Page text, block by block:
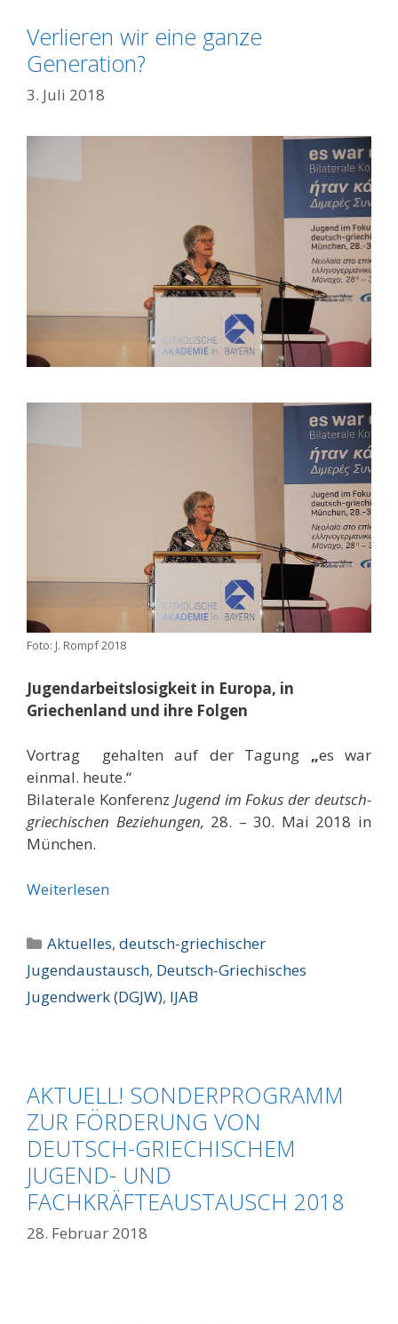
Verlieren wir eine ganze
Generation?
3. Juli 2018
Foto: J. Rompf 2018
Jugendarbeitslosigkeit in Europa, in
Griechenland und ihre Folgen
Vortrag gehalten auf der Tagung „es war
einmal. heute.“
Bilaterale Konferenz Jugend im Fokus der deutsch-
griechischen Beziehungen, 28. – 30. Mai 2018 in
München.
Weiterlesen
Kategorien
Aktuelles,deutsch-griechischer
Jugendaustausch, Deutsch-Griechisches
Jugendwerk (DGJW), IJAB
AKTUELL! SONDERPROGRAMM
ZUR FÖRDERUNG VON
DEUTSCH-GRIECHISCHEM
JUGEND- UND
FACHKRÄFTEAUSTAUSCH 2018
28. Februar 2018